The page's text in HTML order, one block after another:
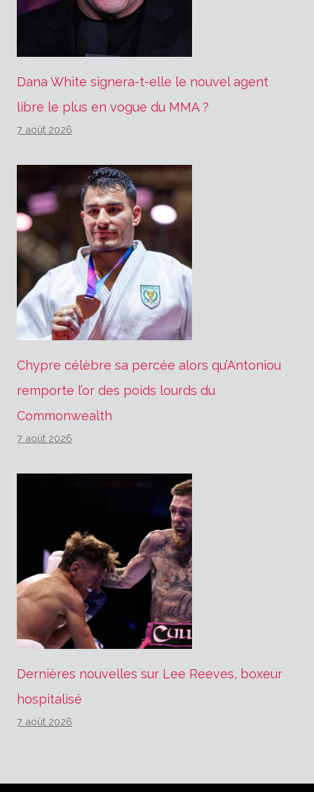
Dana White signera-t-elle le nouvel agent
libre le plus en vogue du MMA ?
7 août 2026
Chypre célèbre sa percée alors qu’Antoniou
remporte l’or des poids lourds du
Commonwealth
7 août 2026
Dernières nouvelles sur Lee Reeves, boxeur
hospitalisé
7 août 2026